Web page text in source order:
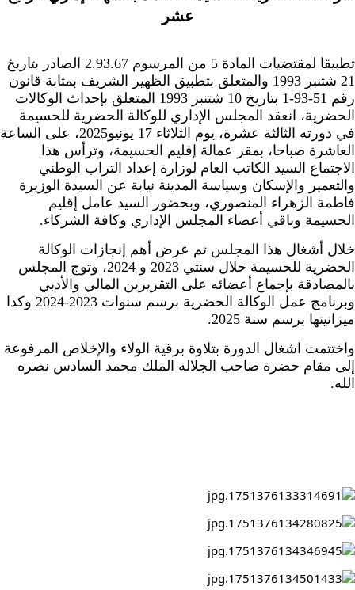
عشر
الحسيمة وباقي أعضاء المجلس الإداري وكافة الشركاء.
ميزانيتها برسم سنة 2025.
الله.